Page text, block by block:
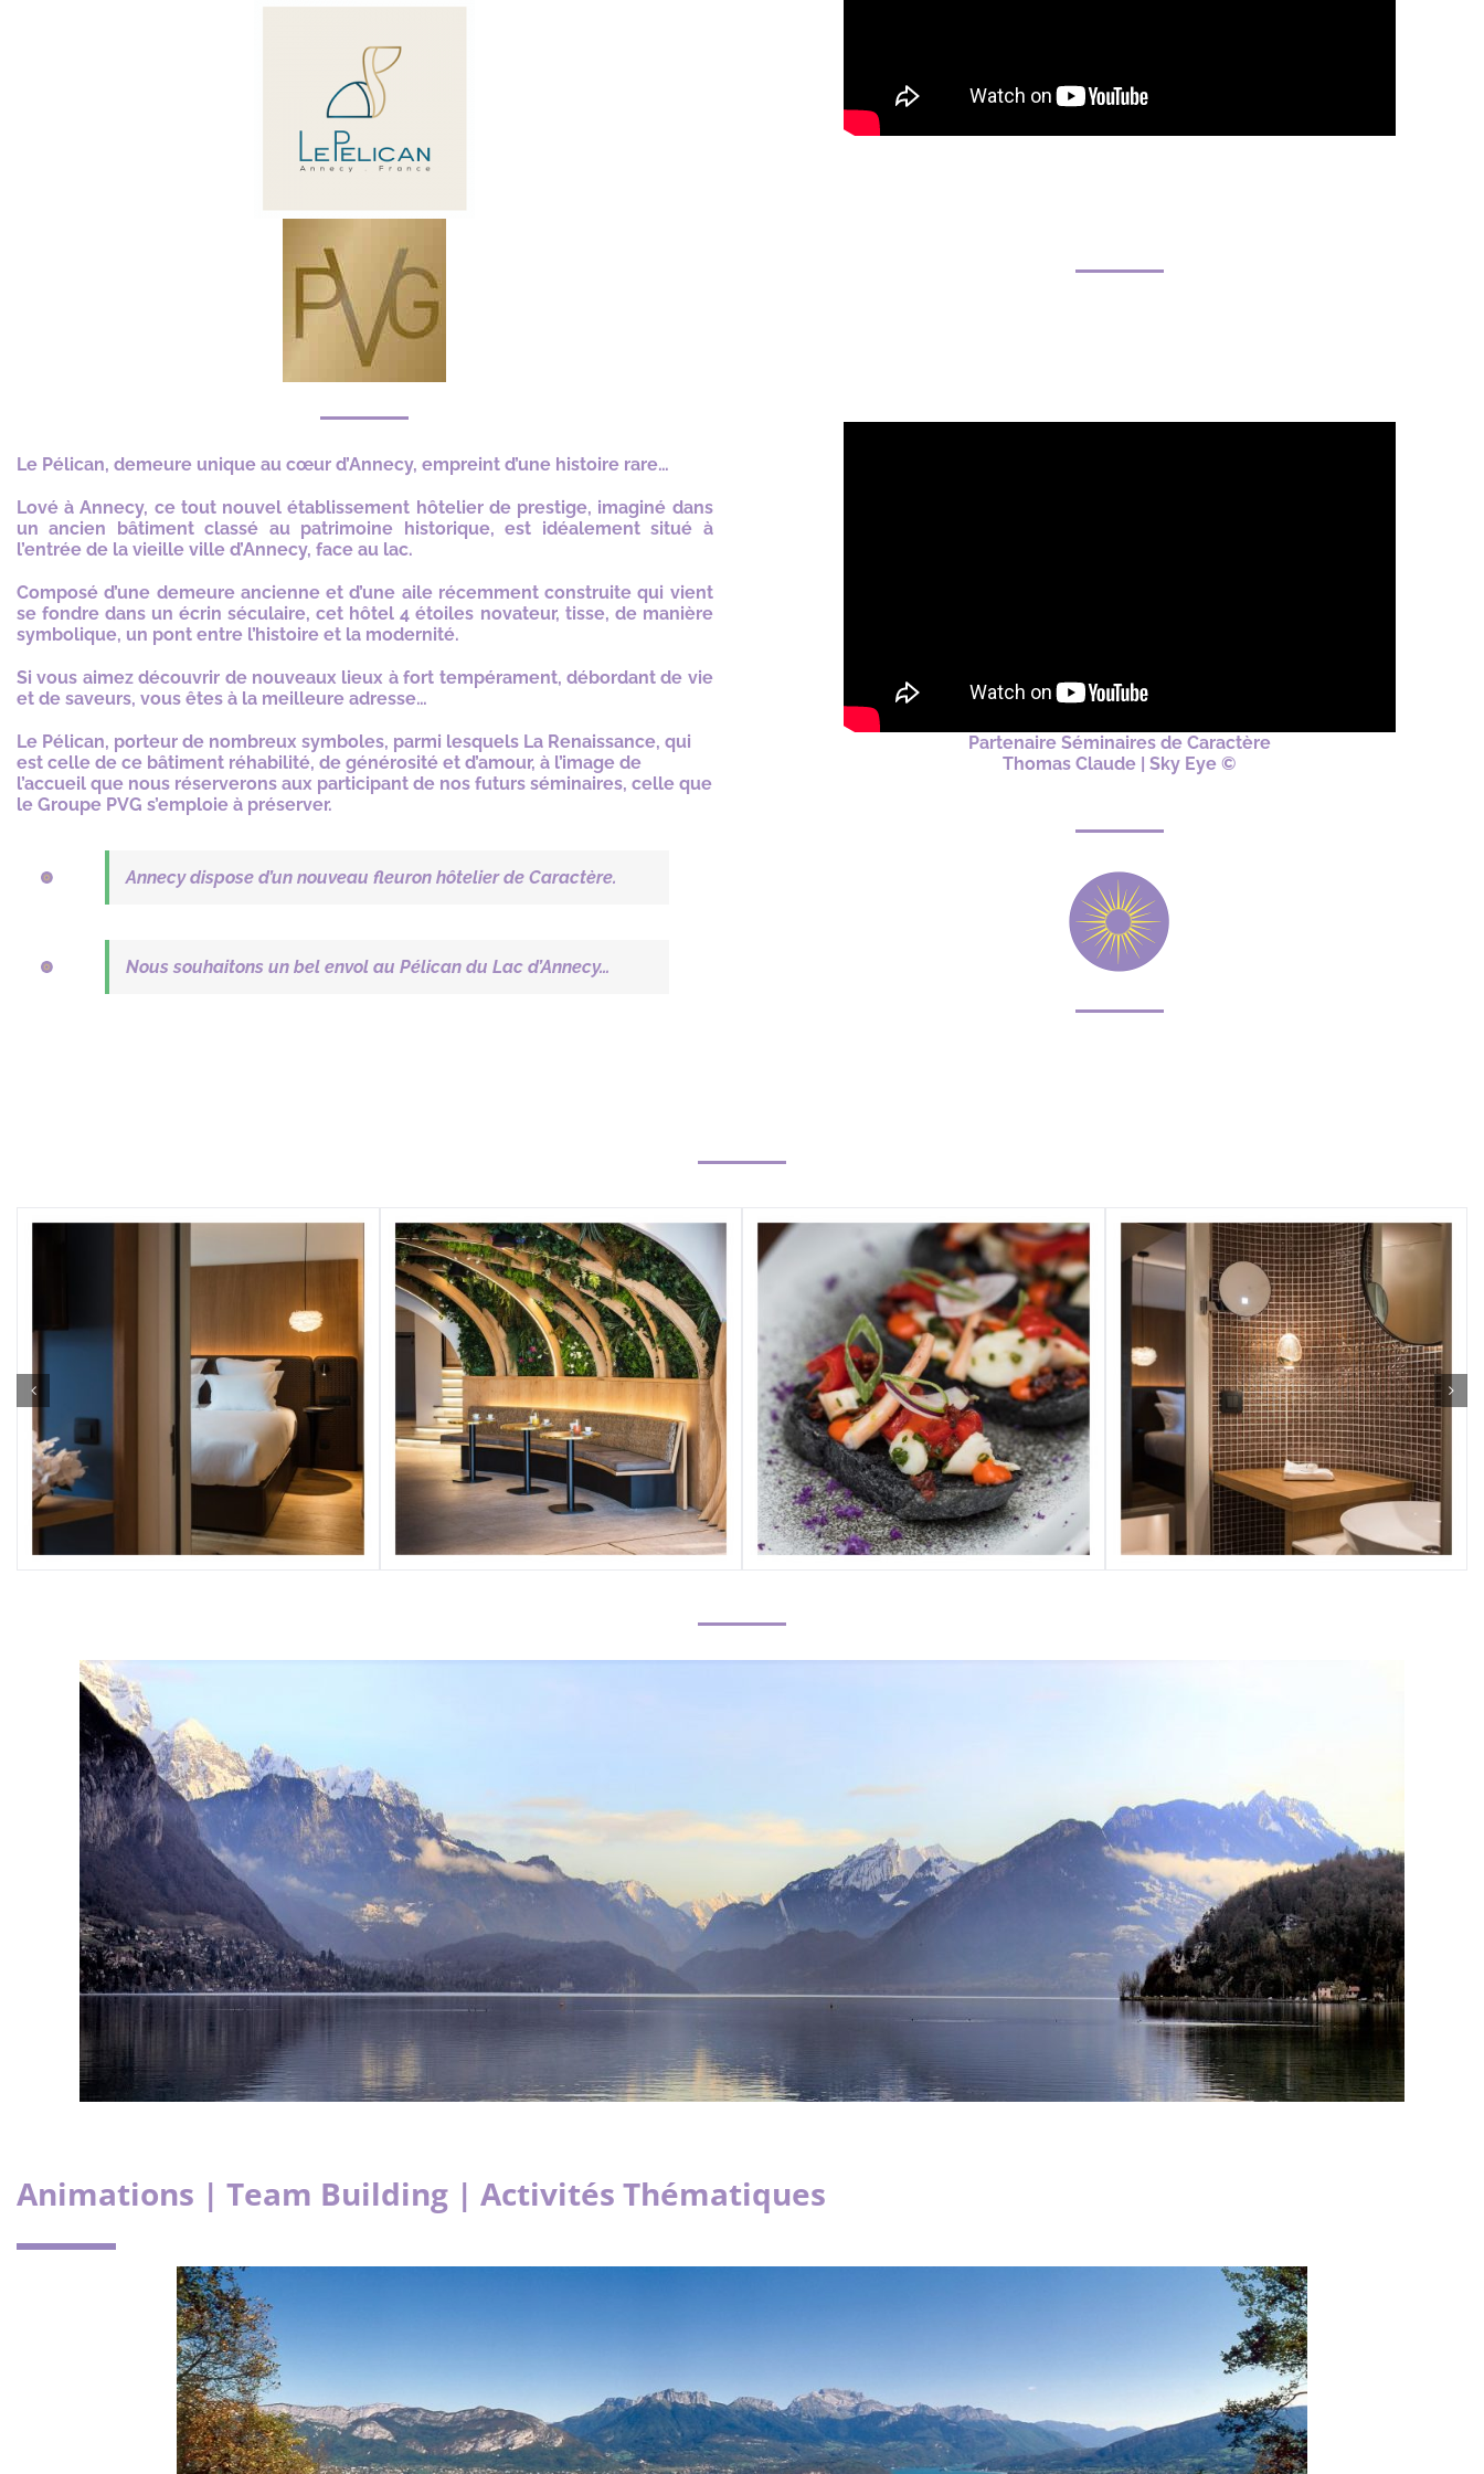
Le Pélican, demeure unique au cœur d’Annecy, empreint d’une histoire rare…
Lové à Annecy, ce tout nouvel établissement hôtelier de prestige, imaginé dans
un ancien bâtiment classé au patrimoine historique, est idéalement situé à
l’entrée de la vieille ville d’Annecy, face au lac.
Composé d’une demeure ancienne et d’une aile récemment construite qui vient
se fondre dans un écrin séculaire, cet hôtel 4 étoiles novateur, tisse, de manière
symbolique, un pont entre l’histoire et la modernité.
Si vous aimez découvrir de nouveaux lieux à fort tempérament, débordant de vie
et de saveurs, vous êtes à la meilleure adresse…
Le Pélican, porteur de nombreux symboles, parmi lesquels La Renaissance, qui
est celle de ce bâtiment réhabilité, de générosité et d’amour, à l’image de
l’accueil que nous réserverons aux participant de nos futurs séminaires, celle que
le Groupe PVG s’emploie à préserver.
Annecy dispose d’un nouveau fleuron hôtelier de Caractère.
Nous souhaitons un bel envol au Pélican du Lac d’Annecy…
Partenaire Séminaires de Caractère
Thomas Claude | Sky Eye ©
Animations | Team Building | Activités Thématiques